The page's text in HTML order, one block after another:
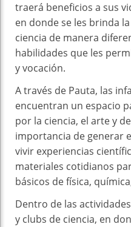
traerá beneficios a sus
en donde se les brinda
ciencia de manera
habilidades que les
y vocación.
A través de Pauta, las
encuentran un espacio
por la ciencia, el arte y
importancia de generar
vivir experiencias
materiales cotidianos
básicos de física,
Dentro de las
y clubs de ciencia, en